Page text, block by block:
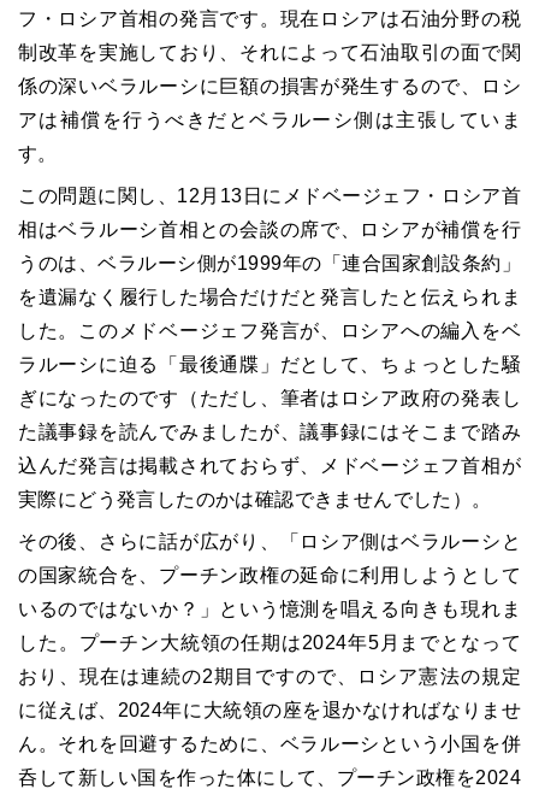
フ・ロシア首相の発言です。現在ロシアは石油分野の税
制改革を実施しており、それによって石油取引の面で関
係の深いベラルーシに巨額の損害が発生するので、ロシ
アは補償を行うべきだとベラルーシ側は主張していま
す。
この問題に関し、12月13日にメドベージェフ・ロシア首
相はベラルーシ首相との会談の席で、ロシアが補償を行
うのは、ベラルーシ側が1999年の「連合国家創設条約」
を遺漏なく履行した場合だけだと発言したと伝えられま
した。このメドベージェフ発言が、ロシアへの編入をベ
ラルーシに迫る「最後通牒」だとして、ちょっとした騒
ぎになったのです（ただし、筆者はロシア政府の発表し
た議事録を読んでみましたが、議事録にはそこまで踏み
込んだ発言は掲載されておらず、メドベージェフ首相が
実際にどう発言したのかは確認できませんでした）。
その後、さらに話が広がり、「ロシア側はベラルーシと
の国家統合を、プーチン政権の延命に利用しようとして
いるのではないか？」という憶測を唱える向きも現れま
した。プーチン大統領の任期は2024年5月までとなって
おり、現在は連続の2期目ですので、ロシア憲法の規定
に従えば、2024年に大統領の座を退かなければなりませ
ん。それを回避するために、ベラルーシという小国を併
呑して新しい国を作った体にして、プーチン政権を2024